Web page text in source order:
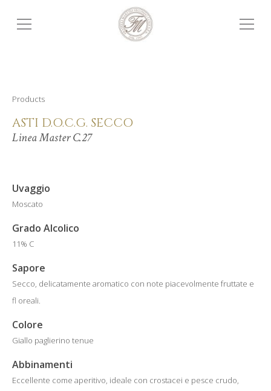
Products
ASTI D.O.C.G. SECCO
Linea Master C.27
Uvaggio
Moscato
Grado Alcolico
11% C
Sapore
Secco, delicatamente aromatico con note piacevolmente fruttate e
fl oreali.
Colore
Giallo paglierino tenue
Abbinamenti
Eccellente come aperitivo, ideale con crostacei e pesce crudo,